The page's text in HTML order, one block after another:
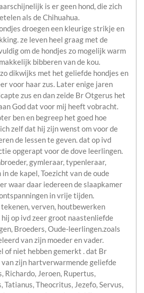
is er geen hond, die zich
als de Chihuahua.
droegen een kleurige strikje en
ze leven heel graag met de
om de hondjes zo mogelijk warm
bibberen van de kou.
dikwijks met het geliefde hondjes en
voor haar zus. Later enige jaren
zus en dan zeide Br Otgerus het
God dat voor mij heeft vobracht.
ben en begreep het goed hoe
zelf dat hij zijn wenst om voor de
de lessen te geven. dat op ivd
opgerapt voor de dove leerlingen.
gymleraar, typenleraar,
de kapel, Toezicht van de oude
waar daar iedereen de slaapkamer
in vrije tijden.
verven, houtbewerken
op ivd zeer groot naastenliefde
Broeders, Oude-leerlingen.zoals
van zijn moeder en vader.
of niet hebben gemerkt . dat Br
zijn hartverwarmende geliefde
Richardo, Jeroen, Rupertus,
Tatianus, Theocritus, Jezefo, Servus,